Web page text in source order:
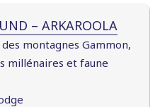
– ARKAROOLA
montagnes Gammon,
millénaires et faune